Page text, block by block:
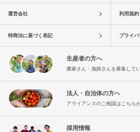
運営会社 利用規約
特商法に基づく表記 プライ
生産者の方へ
農家さん・漁師さんを募集して
法人・自治体の方へ
アライアンスのご相談はこちら
採用情報